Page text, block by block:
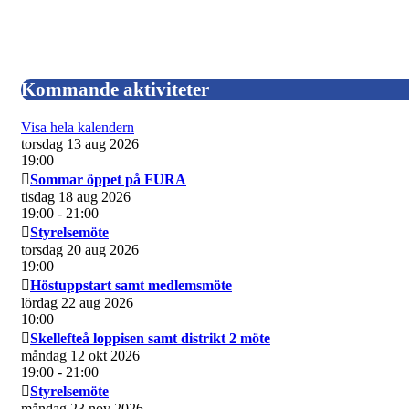
Kommande aktiviteter
Visa hela kalendern
torsdag 13 aug 2026
19:00
Sommar öppet på FURA
tisdag 18 aug 2026
19:00 - 21:00
Styrelsemöte
torsdag 20 aug 2026
19:00
Höstuppstart samt medlemsmöte
lördag 22 aug 2026
10:00
Skellefteå loppisen samt distrikt 2 möte
måndag 12 okt 2026
19:00 - 21:00
Styrelsemöte